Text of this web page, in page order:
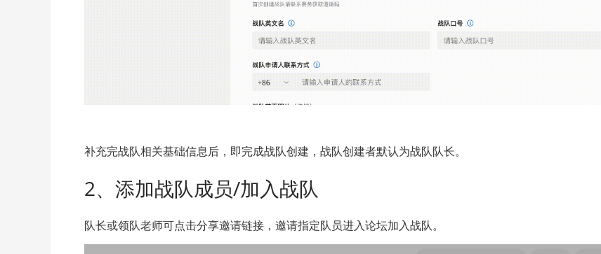
补充完战队相关基础信息后，即完成战队创建，战队创建者默认为战队队长。
2、添加战队成员/加入战队
队长或领队老师可点击分享邀请链接，邀请指定队员进入论坛加入战队。